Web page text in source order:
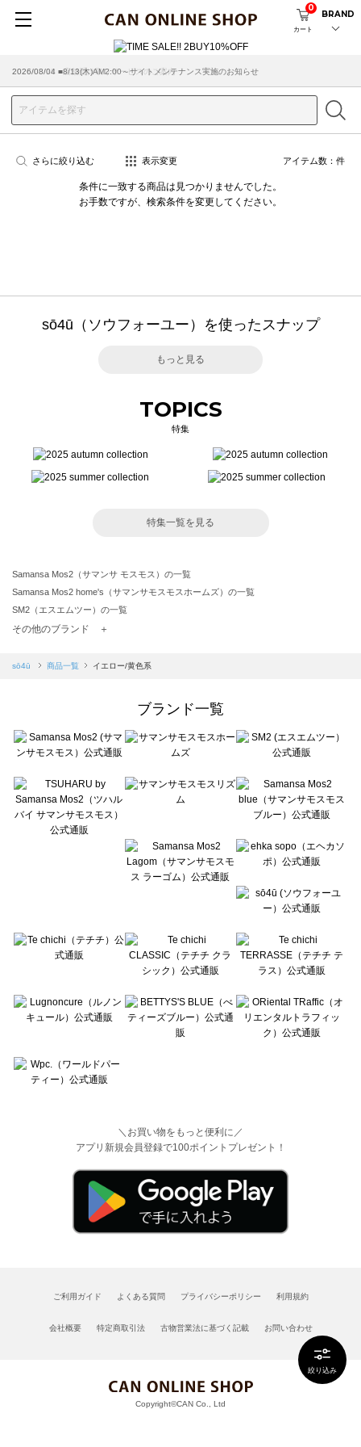
カート
0
BRAND
2026/08/04 ■8/13(木)AM2:00～サイトメンテナンス実施のお知らせ
2026/03/18 ■店舗受け取りサービスのご案内
絞り込み
さらに絞り込む 表示変更 アイテム数： 件
条件に一致する商品は見つかりませんでした。
お手数ですが、検索条件を変更してください。
sō4ū（ソウフォーユー）を使ったスナップ
もっと見る
TOPICS
特集
特集一覧を見る
Samansa Mos2（サマンサ モスモス）の一覧
Samansa Mos2 home's（サマンサモスモスホームズ）の一覧
SM2（エスエムツー）の一覧
TSUHARU by Samansa Mos2（ツハルバイサマンサモスモス）の一覧
Samansa Mos2 blue（サマンサモスモス ブルー）の一覧
Te chichi（テチチ）の一覧
Te chichi CLASSIC（テチチ クラシック）の一覧
Lugnoncure（ルノンキュール）の一覧
BETTY'S BLUE（べティーズブルー）の一覧
Wpc.（ワールドパーティー）の一覧
その他のブランド ＋
sō4ū 商品一覧 イエロー/黄色系
ブランド一覧
＼お買い物をもっと便利に／
アプリ新規会員登録で100ポイントプレゼント！
ご利用ガイド よくある質問 プライバシーポリシー 利用規約
会社概要 特定商取引法 古物営業法に基づく記載 お問い合わせ
Copyright©CAN Co., Ltd